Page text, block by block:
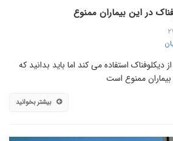
در این بیماران ممنوع
دیکلوفناک استفاده می کند اما باید بدانید که
ممنوع است
بیشتر بخوانید